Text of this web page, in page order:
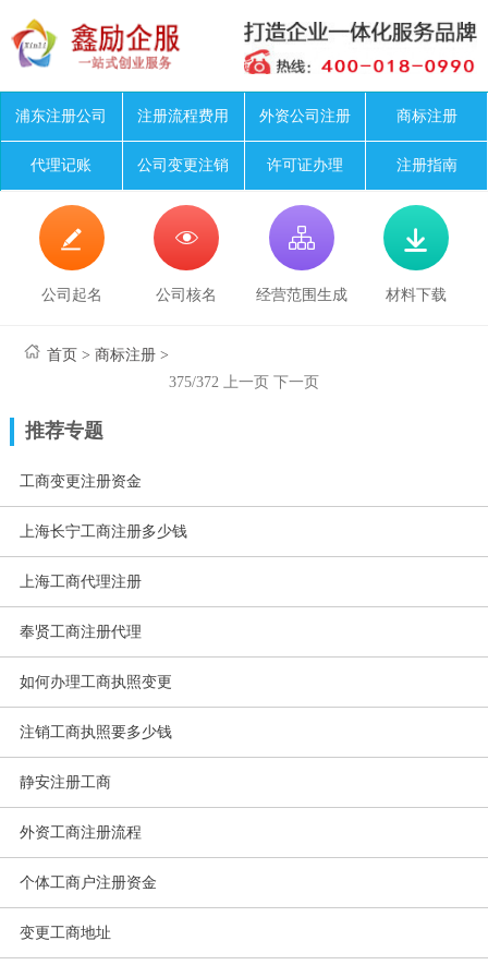
浦东注册公司 注册流程费用 外资公司注册 商标注册
代理记账 公司变更注销 许可证办理 注册指南

公司起名

公司核名

经营范围生成

材料下载
首页 >商标注册 >
375/372
上一页 下一页
推荐专题
工商变更注册资金
上海长宁工商注册多少钱
上海工商代理注册
奉贤工商注册代理
如何办理工商执照变更
注销工商执照要多少钱
静安注册工商
外资工商注册流程
个体工商户注册资金
变更工商地址